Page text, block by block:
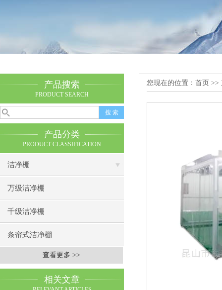
产品搜索
PRODUCT SEARCH
产品分类
PRODUCT CLASSIFICATION
洁净棚
万级洁净棚
千级洁净棚
条帘式洁净棚
查看更多 >>
相关文章
您现在的位置： 首页 >>